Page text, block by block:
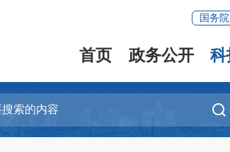
国务院
首页 政务公开 科